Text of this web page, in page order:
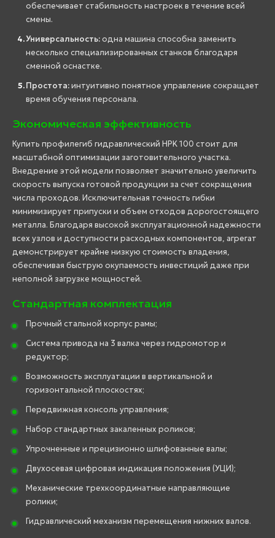
обеспечивает стабильность настроек в течение всей
смены.
Универсальность:одна машина способна заменить
несколько специализированных станков благодаря
сменной оснастке.
Простота:интуитивно понятное управление сокращает
время обучения персонала.
Экономическая эффективность
Купить профилегиб гидравлический HPK 100 стоит для
масштабной оптимизации заготовительного участка.
Внедрение этой модели позволяет значительно увеличить
скорость выпуска готовой продукции за счет сокращения
числа проходов. Исключительная точность гибки
минимизирует припуски и объем отходов дорогостоящего
металла. Благодаря высокой эксплуатационной надежности
всех узлов и доступности расходных компонентов, агрегат
демонстрирует крайне низкую стоимость владения,
обеспечивая быструю окупаемость инвестиций даже при
неполной загрузке мощностей.
Стандартная комплектация
Прочный стальной корпус рамы;
Система привода на 3 валка через гидромотор и
редуктор;
Возможность эксплуатации в вертикальной и
горизонтальной плоскостях;
Передвижная консоль управления;
Набор стандартных закаленных роликов;
Упрочненные и прецизионно шлифованные валы;
Двухосевая цифровая индикация положения (УЦИ);
Механические трехкоординатные направляющие
ролики;
Гидравлический механизм перемещения нижних валов.